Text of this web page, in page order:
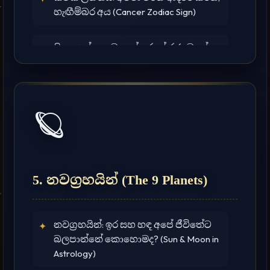
හැඟීම්බර අය (Cancer Zodiac Sign)
සිංහ ලග්නය: වනාන්තරයේ රජා වගේ
ජීවත්වෙන අය (Leo Zodiac Sign)
හොයන, පිළිවෙලට වැඩ කරන අය (Virgo
Zodiac Sign)
සමබර ජීවිතයක් හොයන අය (Libra
Zodiac Sign)
✦
වෘශ්චික ලග්නය: අභිරහස්, බලවත් සහ
පළිගන්නා අයද? (Scorpio Zodiac Sign)
🪐
5. නවග්‍රහයින් (The 9 Planets)
✦
නවග්‍රහයින්: ඉර සහ හඳ අපේ ජීවිතේට
බලපාන්නේ කොහොමද? (Sun & Moon in
Astrology)